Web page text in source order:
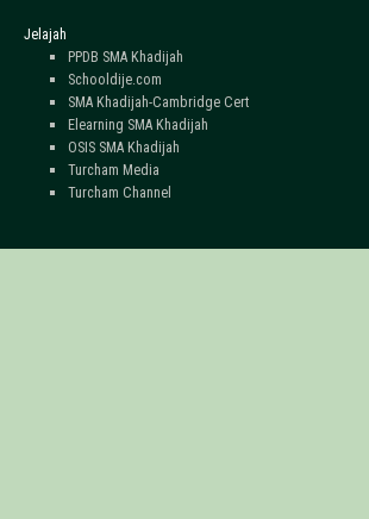
Jelajah
PPDB SMA Khadijah
Schooldije.com
SMA Khadijah-Cambridge Cert
Elearning SMA Khadijah
OSIS SMA Khadijah
Turcham Media
Turcham Channel